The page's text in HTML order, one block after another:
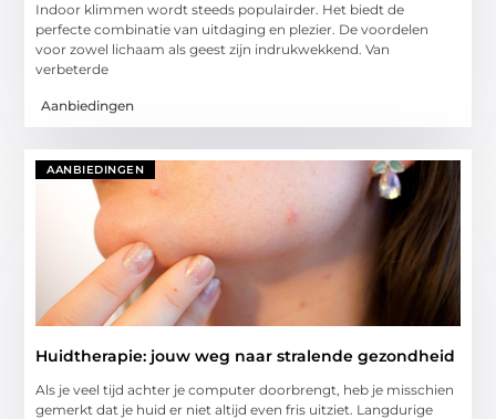
Indoor klimmen wordt steeds populairder. Het biedt de
perfecte combinatie van uitdaging en plezier. De voordelen
voor zowel lichaam als geest zijn indrukwekkend. Van
verbeterde
Aanbiedingen
AANBIEDINGEN
Huidtherapie: jouw weg naar stralende gezondheid
Als je veel tijd achter je computer doorbrengt, heb je misschien
gemerkt dat je huid er niet altijd even fris uitziet. Langdurige